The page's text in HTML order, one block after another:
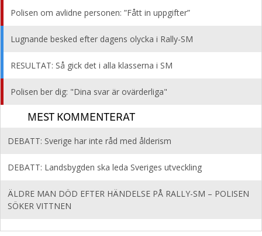
Polisen om avlidne personen: ”Fått in uppgifter”
Lugnande besked efter dagens olycka i Rally-SM
RESULTAT: Så gick det i alla klasserna i SM
Polisen ber dig: "Dina svar är ovärderliga"
MEST KOMMENTERAT
DEBATT: Sverige har inte råd med ålderism
DEBATT: Landsbygden ska leda Sveriges utveckling
ÄLDRE MAN DÖD EFTER HÄNDELSE PÅ RALLY-SM – POLISEN
SÖKER VITTNEN